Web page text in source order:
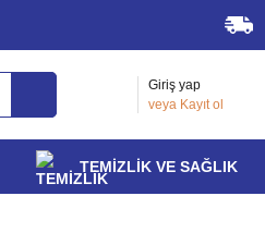
Giriş yap
veya Kayıt ol
TEMİZLİK VE SAĞLIK